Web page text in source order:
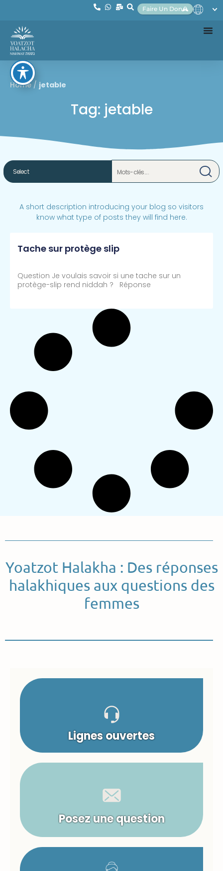
Faire Un Don
Home/ jetable
Tag: jetable
A short description introducing your blog so visitors
know what type of posts they will find here.
Tache sur protège slip
Question Je voulais savoir si une tache sur un
protège-slip rend niddah ? Réponse
Yoatzot Halakha : Des réponses
halakhiques aux questions des
femmes
Lignes ouvertes
Posez une question